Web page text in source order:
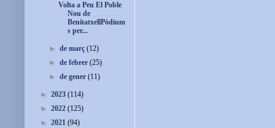
Volta a Peu El Poble
Nou de
BenitatxellPòdium
s per...
►de març(12)
►de febrer(25)
►de gener(11)
► 2023 (114)
► 2022 (125)
► 2021 (94)